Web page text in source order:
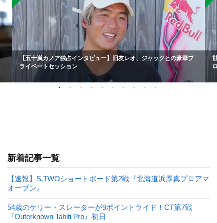
【五十嵐カノア独占インタビュー】旧友レオ、ジャックとの豪華プ
ライベートセッション
新着記事一覧
【速報】S.TWOショートボード第2戦『北海道浜厚真プロアマ
オープン』
54歳のケリー・スレーターが9ポイントライド！CT第7戦
『Outerknown Tahiti Pro』初日